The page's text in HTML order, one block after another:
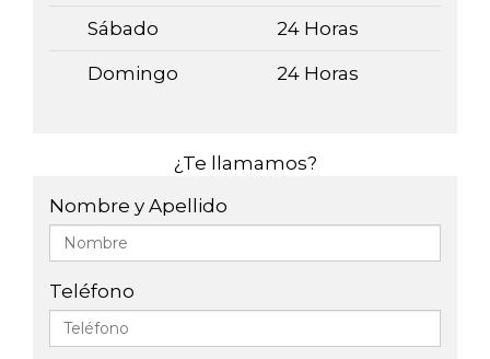
Sábado 24 Horas
Domingo 24 Horas
¿Te llamamos?
Nombre y Apellido
Teléfono